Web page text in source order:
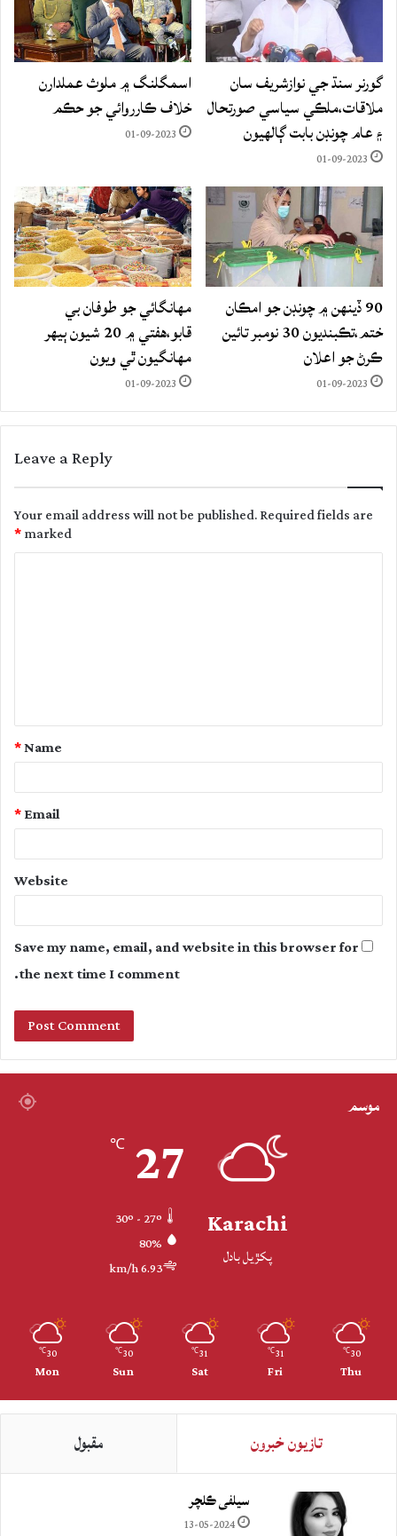
گورنر سنڌ جي نوازشريف سان
ملاقات،ملڪي سياسي صورتحال
۽ عام چونڊن بابت ڳالهيون
01-09-2023
اسمگلنگ ۾ ملوث عملدارن
خلاف ڪارروائي جو حڪم
01-09-2023
90 ڏينهن ۾ چونڊن جو امڪان
ختم،تڪبنديون 30 نومبر تائين
ڪرڻ جو اعلان
01-09-2023
مهانگائي جو طوفان بي
قابو،هفتي ۾ 20 شيون ٻيهر
مهانگيون ٿي ويون
01-09-2023
Leave a Reply
Your email address will not be published.Required fields are
marked
*
t
Name
*
Email
*
Website
Save my name, email, and website in this browser for
the next time I comment.
موسم
Karachi
پکڙيل بادل
27
℃
80%
6.93 km/h
30
℃
Thu
31
℃
Fri
31
℃
Sat
30
℃
Sun
30
℃
Mon
تازيون خبرون مقبول
سيلفي ڪلچر
13-05-2024